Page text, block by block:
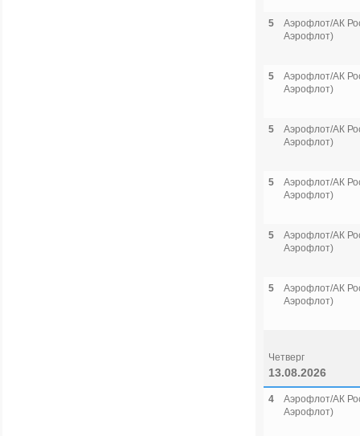
5
Аэрофлот/АК
Аэрофлот)
5
Аэрофлот/АК
Аэрофлот)
5
Аэрофлот/АК
Аэрофлот)
5
Аэрофлот/АК
Аэрофлот)
5
Аэрофлот/АК
Аэрофлот)
5
Аэрофлот/АК
Аэрофлот)
Четверг
13.08.2026
4
Аэрофлот/АК
Аэрофлот)